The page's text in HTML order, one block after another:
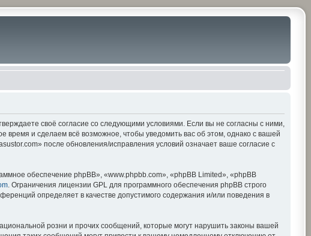
своё согласие со следующими условиями. Если вы не согласны с ними,
и сделаем всё возможное, чтобы уведомить вас об этом, однако с вашей
после обновления/исправления условий означает ваше согласие с
обеспечение phpBB», «www.phpbb.com», «phpBB Limited», «phpBB
. Ограничения лицензии GPL для программного обеспечения phpBB строго
определяет в качестве допустимого содержания и/или поведения в
розни и прочих сообщений, которые могут нарушить законы вашей